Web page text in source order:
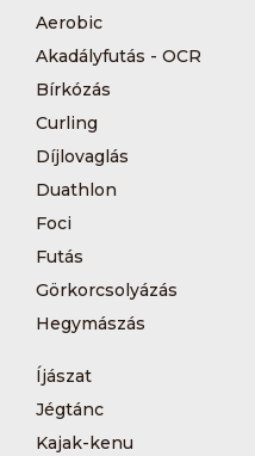
Aerobic
Akadályfutás - OCR
Bírkózás
Curling
Díjlovaglás
Duathlon
Foci
Futás
Görkorcsolyázás
Hegymászás
Íjászat
Jégtánc
Kajak-kenu